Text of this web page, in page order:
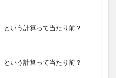
いう計算って当たり前？
いう計算って当たり前？